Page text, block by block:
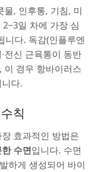
물, 인후통, 기침, 미
일 차에 가장 심
니다. 독감(인플루엔
전신 근육통이 동반
이 경우 항바이러스
다.
칙
효과적인 방법은
수면입니다. 수면
하게 생성되어 바이